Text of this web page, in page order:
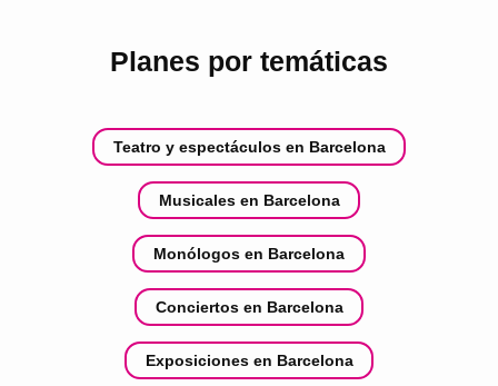
Planes por temáticas
Teatro y espectáculos en Barcelona
Musicales en Barcelona
Monólogos en Barcelona
Conciertos en Barcelona
Exposiciones en Barcelona